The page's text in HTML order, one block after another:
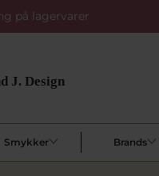
på lagervarer
Smykker Brands